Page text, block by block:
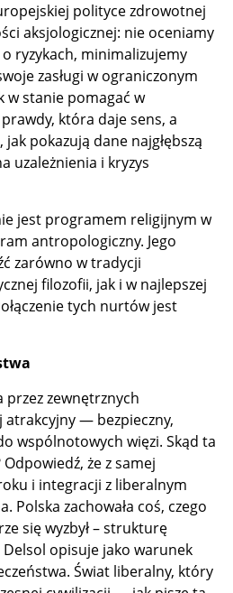
polityce zdrowotnej
aksjologicznej: nie oceniamy
ryzykach, minimalizujemy
zasługi w ograniczonym
w stanie pomagać w
która daje sens, a
pokazują dane najgłębszą
uzależnienia i kryzys
jest programem religijnym w
antropologiczny. Jego
zarówno w tradycji
filozofii, jak i w najlepszej
tych nurtów jest
przez zewnętrznych
— bezpieczny,
wspólnotowych więzi. Skąd ta
że z samej
i integracji z liberalnym
Polska zachowała coś, czego
się wyzbył – strukturę
opisuje jako warunek
Świat liberalny, który